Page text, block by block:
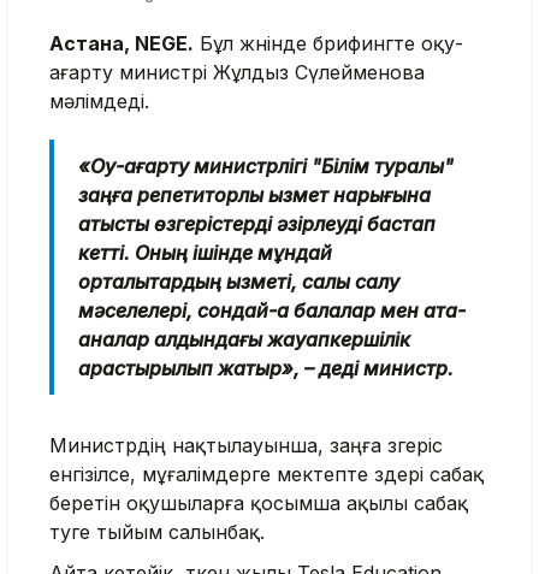
Астана, NEGE. Бұл жөнінде брифингте оқу-
ағарту министрі Жұлдыз Сүлейменова
мәлімдеді.
«Оқу-ағарту министрлігі "Білім туралы"
заңға репетиторлық қызмет нарығына
қатысты өзгерістерді әзірлеуді бастап
кетті. Оның ішінде мұндай
орталықтардың қызметі, салық салу
мәселелері, сондай-ақ балалар мен ата-
аналар алдындағы жауапкершілік
қарастырылып жатыр», – деді министр.
Министрдің нақтылауынша, заңға өзгеріс
енгізілсе, мұғалімдерге мектепте өздері сабақ
беретін оқушыларға қосымша ақылы сабақ
өтуге тыйым салынбақ.